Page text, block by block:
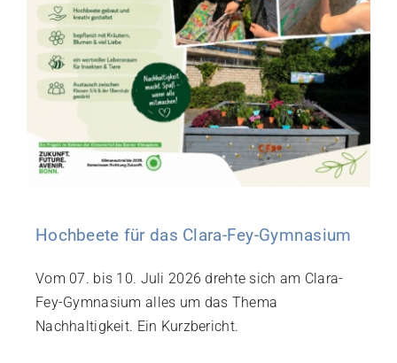
Hochbeete für das Clara-Fey-Gymnasium
Vom 07. bis 10. Juli 2026 drehte sich am Clara-
Fey-Gymnasium alles um das Thema
Nachhaltigkeit. Ein Kurzbericht.